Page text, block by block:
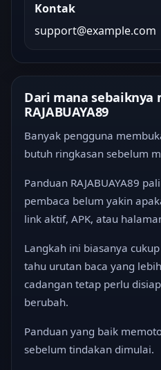
Kontak
support@example.com
Dari mana sebaiknya
RAJABUAYA89
Banyak pengguna
butuh ringkasan sebelum
Panduan RAJABUAYA89
pembaca belum yakin
link aktif, APK, atau
Langkah ini biasanya
tahu urutan baca yang
cadangan tetap perlu
berubah.
Panduan yang baik
sebelum tindakan dimulai.